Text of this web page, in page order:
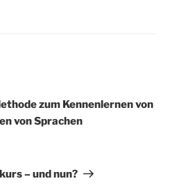
zum Kennenlernen von
von Sprachen
– und nun?